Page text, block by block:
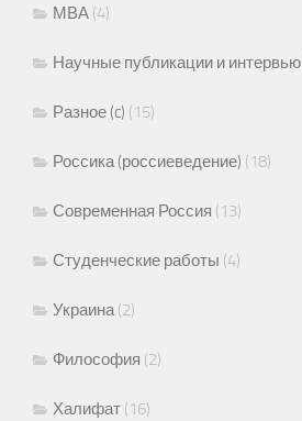
МВА (4)
Научные публикации и интервью
Разное (c) (15)
Россика (россиеведение) (18)
Современная Россия (13)
Студенческие работы (4)
Украина(2)
Философия (2)
Халифат (16)